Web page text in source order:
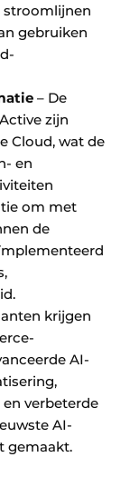
stroomlijnen
gebruiken
– De
zijn
Cloud, wat de
en
om met
de
krijgen
AI-
verbeterde
AI-
gemaakt.